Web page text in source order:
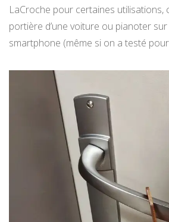
LaCroche pour certaines utilisations,
portière d’une voiture ou pianoter
smartphone (même si on a testé